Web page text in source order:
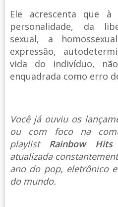
Ele acrescenta que
personalidade, da
sexual, a
expressão,
vida do indivíduo,
enquadrada como erro
Você já ouviu os
ou com foco na
playlist Rainbow
atualizada
ano do pop, eletrônico
do mundo.